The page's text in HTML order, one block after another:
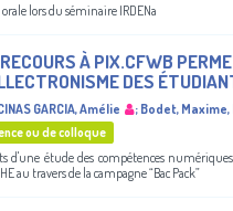
lors du séminaire IRDENa
RECOURS À PIX.CFWB
DES
GARCIA, Amélie ; Bodet, Maxime,
ou de colloque
d'une étude des compétences
au travers de la campagne “Bac Pack”